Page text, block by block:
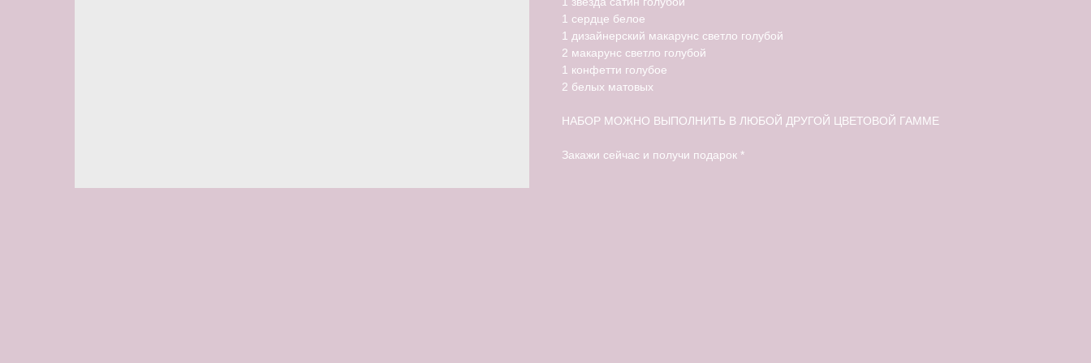
1 сердце белое
1 дизайнерский макарунс светло голубой
2 макарунс светло голубой
1 конфетти голубое
2 белых матовых
НАБОР МОЖНО ВЫПОЛНИТЬ В ЛЮБОЙ ДРУГОЙ ЦВЕТОВОЙ ГАММЕ
Закажи сейчас и получи подарок *